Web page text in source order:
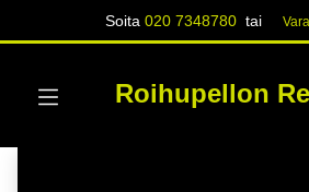
Soita020 7348780 tai
Roihupellon